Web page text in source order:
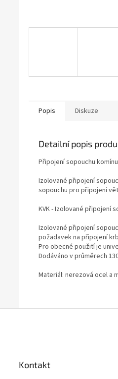
Popis Diskuze
Detailní popis
Připojení sopouchu komínu
Izolované připojení
sopouchu pro připojení
KVK - Izolované připojení
Izolované připojení
požadavek na připojení
Pro obecné použití je
Dodáváno v průměrech
Materiál: nerezová ocel a
Kontakt